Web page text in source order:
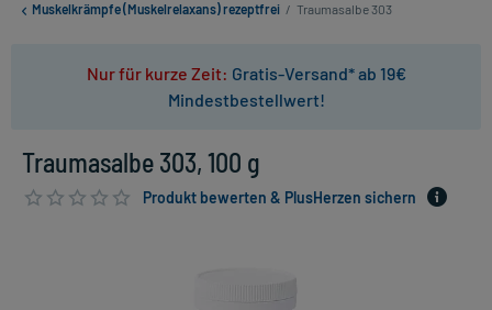
Muskelkrämpfe (Muskelrelaxans) rezeptfrei / Traumasalbe 303
Nur für kurze Zeit: Gratis-Versand* ab 19€
Mindestbestellwert!
Traumasalbe 303, 100 g
Produkt bewerten & PlusHerzen sichern